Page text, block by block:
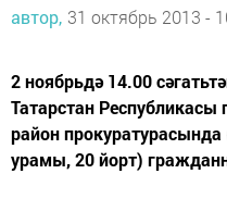
автор, 31 октябрь 2013 -
2 ноябрьдә 14.00
Татарстан
район
урамы, 20 йорт)